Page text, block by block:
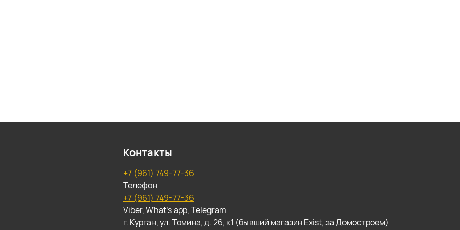
Контакты
+7 (961) 749-77-36
Телефон
+7 (961) 749-77-36
Viber, What's app, Telegram
г. Курган, ул. Томина, д. 26, к1 (бывший магазин Exist, за Домостроем)